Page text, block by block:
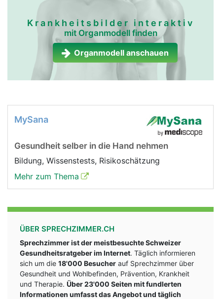
Krankheitsbilder interaktiv
mit Organmodell finden
Organmodell anschauen
MySana
Gesundheit selber in die Hand nehmen
Bildung, Wissenstests, Risikoschätzung
Mehr zum Thema
ÜBER SPRECHZIMMER.CH
Sprechzimmer ist der meistbesuchte Schweizer
Gesundheitsratgeber im Internet. Täglich informieren
sich um die 18'000 Besucher auf Sprechzimmer über
Gesundheit und Wohlbefinden, Prävention, Krankheit
und Therapie. Über 23'000 Seiten mit fundlerten
Informationen umfasst das Angebot und täglich